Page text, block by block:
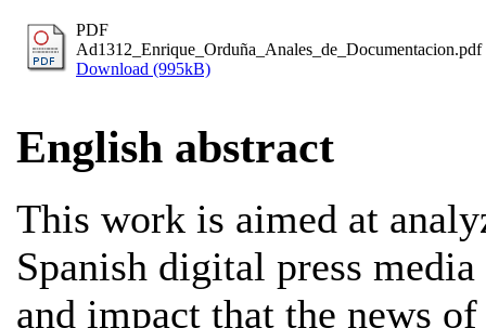
PDF
Ad1312_Enrique_Orduña_Anales_de_Documentacion.pdf
Download (995kB)
English abstract
This work is aimed at
Spanish digital press
and impact that the news